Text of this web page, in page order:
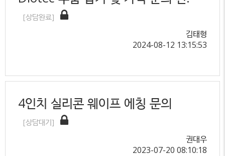
[상담완료]
김태형
2024-08-12 13:15:53
4인치 실리콘 웨이프 에칭 문의
[상담대기]
권대우
2023-07-20 08:10:18